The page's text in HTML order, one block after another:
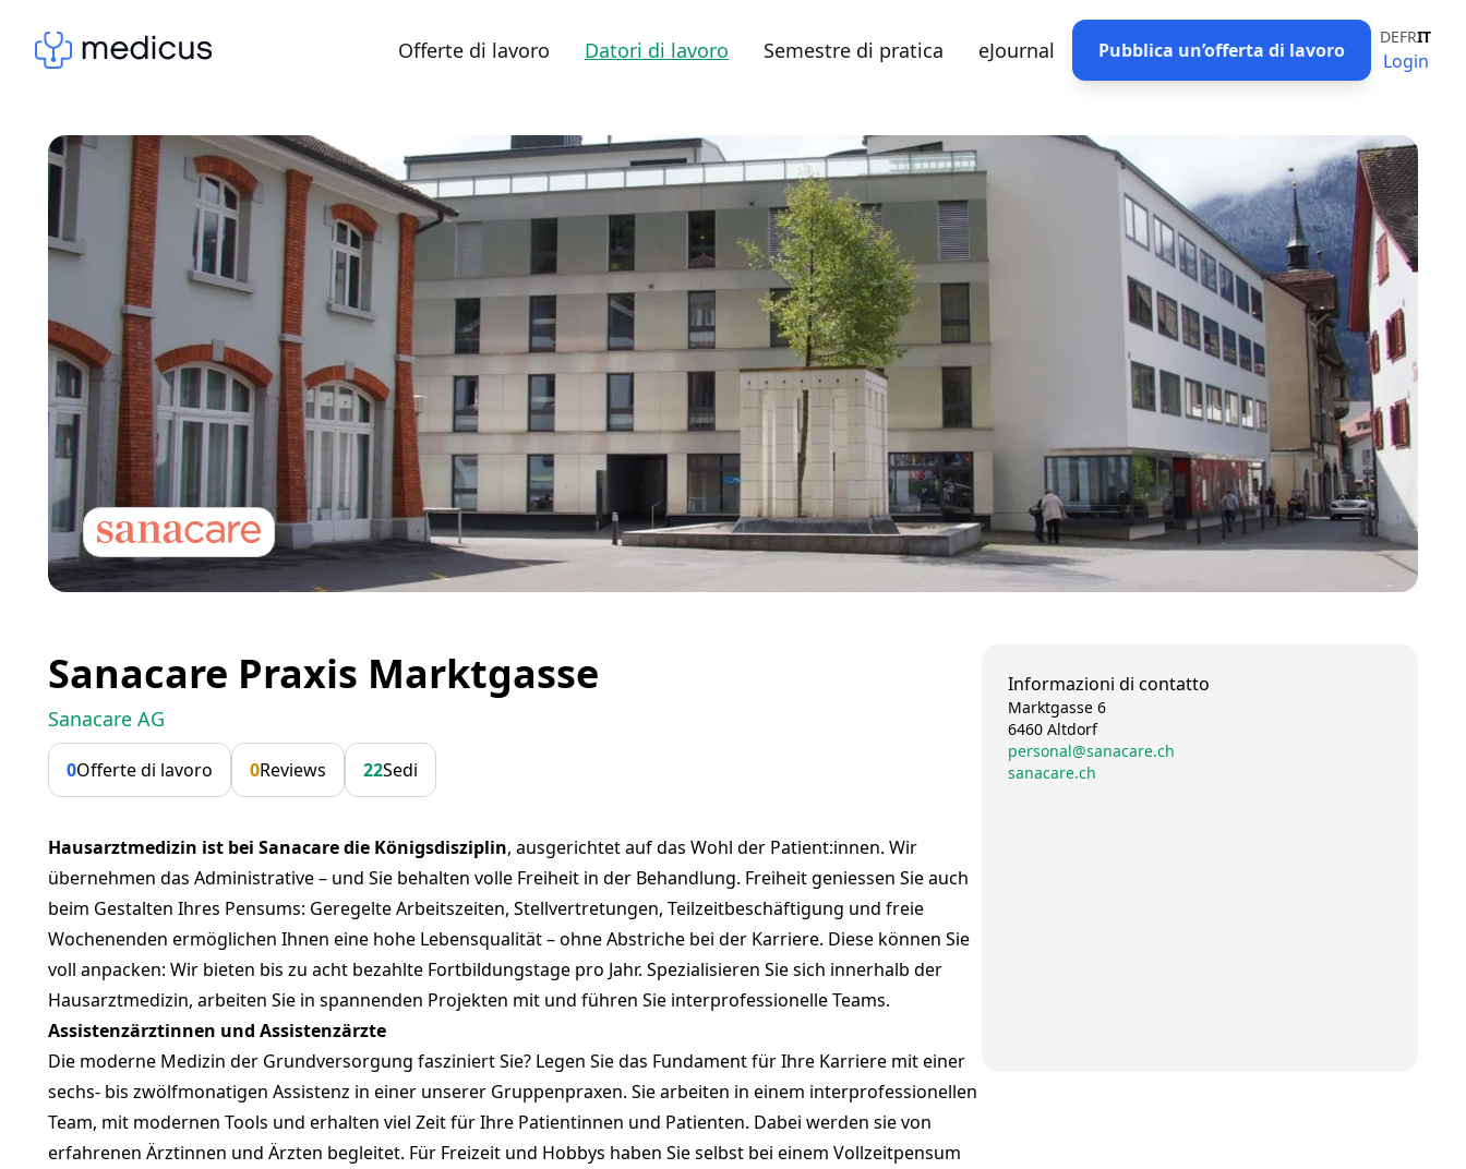
Offerte di lavoro Datori di lavoro Semestre di pratica eJournal Pubblica un’offerta di lavoro
DEFRIT
Login
Sanacare Praxis Marktgasse
Sanacare AG
0Offerte di lavoro 0Reviews 22Sedi
Hausarztmedizin ist bei Sanacare die Königsdisziplin, ausgerichtet auf das Wohl der Patient:innen. Wir
übernehmen das Administrative – und Sie behalten volle Freiheit in der Behandlung. Freiheit geniessen Sie auch
beim Gestalten Ihres Pensums: Geregelte Arbeitszeiten, Stellvertretungen, Teilzeitbeschäftigung und freie
Wochenenden ermöglichen Ihnen eine hohe Lebensqualität – ohne Abstriche bei der Karriere. Diese können Sie
voll anpacken: Wir bieten bis zu acht bezahlte Fortbildungstage pro Jahr. Spezialisieren Sie sich innerhalb der
Hausarztmedizin, arbeiten Sie in spannenden Projekten mit und führen Sie interprofessionelle Teams.
As­sis­ten­zärz­tin­nen und As­sis­ten­zärz­te
Die moderne Medizin der Grundversorgung fasziniert Sie? Legen Sie das Fundament für Ihre Karriere mit einer
sechs- bis zwölfmonatigen Assistenz in einer unserer Gruppenpraxen. Sie arbeiten in einem interprofessionellen
Team, mit modernen Tools und erhalten viel Zeit für Ihre Patientinnen und Patienten. Dabei werden sie von
erfahrenen Ärztinnen und Ärzten begleitet. Für Freizeit und Hobbys haben Sie selbst bei einem Vollzeitpensum
Informazioni di contatto
Marktgasse 6
6460 Altdorf
personal@sanacare.ch
sanacare.ch